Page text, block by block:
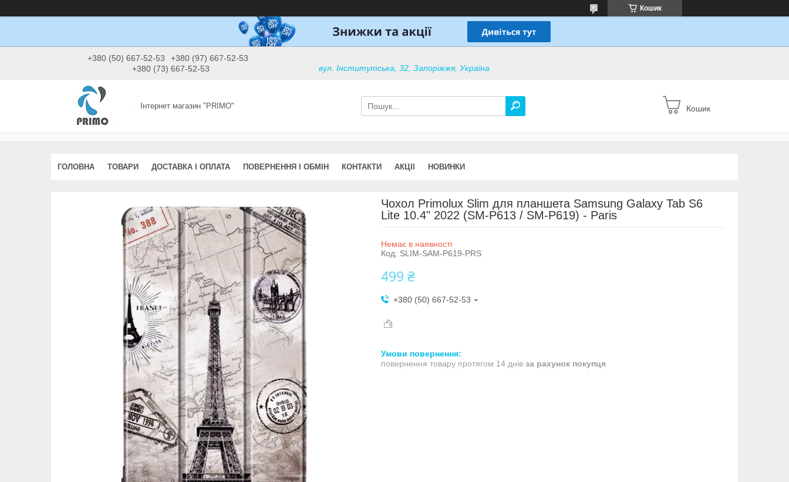
Кошик
+380 (50) 667-52-53
+380 (97) 667-52-53
+380 (73) 667-52-53
вул. Інститутська, 32, Запоріжжя, Україна
Інтернет магазин "PRIMO" Кошик
ГОЛОВНА ТОВАРИ ДОСТАВКА І ОПЛАТА ПОВЕРНЕННЯ І ОБМІН КОНТАКТИ АКЦІІ НОВИНКИ
Чохол Primolux Slim для планшета Samsung Galaxy Tab S6
Lite 10.4" 2022 (SM-P613 / SM-P619) - Paris
Немає в наявності
Код: SLIM-SAM-P619-PRS
499 ₴
+380 (50) 667-52-53
повернення товару протягом 14 днів за рахунок покупця